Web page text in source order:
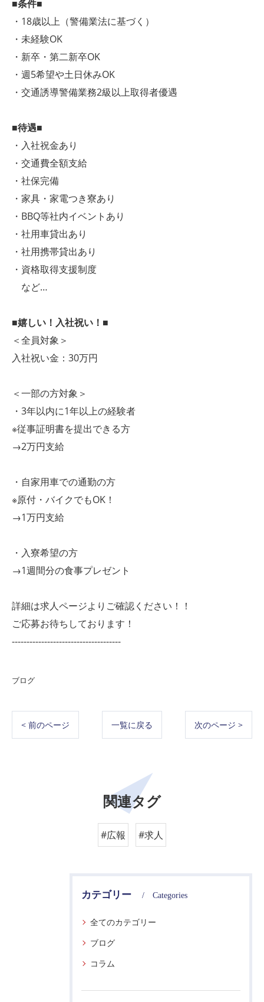
■条件■
・18歳以上（警備業法に基づく）
・未経験OK
・新卒・第二新卒OK
・週5希望や土日休みOK
・交通誘導警備業務2級以上取得者優遇
■待遇■
・入社祝金あり
・交通費全額支給
・社保完備
・家具・家電つき寮あり
・BBQ等社内イベントあり
・社用車貸出あり
・社用携帯貸出あり
・資格取得支援制度
など…
■嬉しい！入社祝い！■
＜全員対象＞
入社祝い金：30万円
＜一部の方対象＞
・3年以内に1年以上の経験者
※従事証明書を提出できる方
→2万円支給
・自家用車での通勤の方
※原付・バイクでもOK！
→1万円支給
・入寮希望の方
→1週間分の食事プレゼント
詳細は求人ページよりご確認ください！！
ご応募お待ちしております！
-------------------------------------
ブログ
< 前のページ 一覧に戻る 次のページ >
関連タグ
#広報 #求人
カテゴリー Categories
全てのカテゴリー
ブログ
コラム